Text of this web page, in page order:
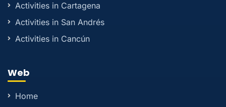
Activities in Cartagena
Activities in San Andrés
Activities in Cancún
Web
Home